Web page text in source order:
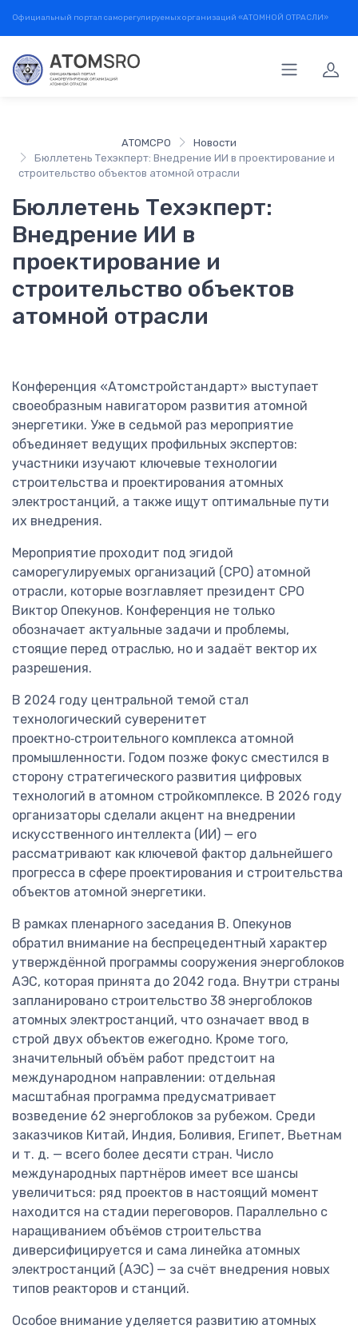
Официальный портал саморегулируемых организаций «АТОМНОЙ ОТРАСЛИ»
АТОМСРО
Новости
Бюллетень Техэкперт: Внедрение ИИ в проектирование и
строительство объектов атомной отрасли
Бюллетень Техэкперт:
Внедрение ИИ в
проектирование и
строительство объектов
атомной отрасли
Конференция «Атомстройстандарт» выступает
своеобразным навигатором развития атомной
энергетики. Уже в седьмой раз мероприятие
объединяет ведущих профильных экспертов:
участники изучают ключевые технологии
строительства и проектирования атомных
электростанций, а также ищут оптимальные пути
их внедрения.
Мероприятие проходит под эгидой
саморегулируемых организаций (СРО) атомной
отрасли, которые возглавляет президент СРО
Виктор Опекунов. Конференция не только
обозначает актуальные задачи и проблемы,
стоящие перед отраслью, но и задаёт вектор их
разрешения.
В 2024 году центральной темой стал
технологический суверенитет
проектно‑строительного комплекса атомной
промышленности. Годом позже фокус сместился в
сторону стратегического развития цифровых
технологий в атомном стройкомплексе. В 2026 году
организаторы сделали акцент на внедрении
искусственного интеллекта (ИИ) — его
рассматривают как ключевой фактор дальнейшего
прогресса в сфере проектирования и строительства
объектов атомной энергетики.
В рамках пленарного заседания В. Опекунов
обратил внимание на беспрецедентный характер
утверждённой программы сооружения энергоблоков
АЭС, которая принята до 2042 года. Внутри страны
запланировано строительство 38 энергоблоков
атомных электростанций, что означает ввод в
строй двух объектов ежегодно. Кроме того,
значительный объём работ предстоит на
международном направлении: отдельная
масштабная программа предусматривает
возведение 62 энергоблоков за рубежом. Среди
заказчиков Китай, Индия, Боливия, Египет, Вьетнам
и т. д. — всего более десяти стран. Число
международных партнёров имеет все шансы
увеличиться: ряд проектов в настоящий момент
находится на стадии переговоров. Параллельно с
наращиванием объёмов строительства
диверсифицируется и сама линейка атомных
электростанций (АЭС) — за счёт внедрения новых
типов реакторов и станций.
Особое внимание уделяется развитию атомных